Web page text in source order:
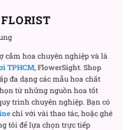
ý nghĩa cho mọi dịp
nhiều dịp đặc biệt nhờ
sưu tập này không
trị tinh thần cao, giúp
thành.
cắm hoa chuyên nghiệp và là
TPHCM,FlowerSight. Shop
đa dạng các mẫu hoa chất
từ những nguồn hoa tốt
trình chuyên nghiệp. Bạn có
chỉ với vài thao tác, hoặc ghé
tôi để lựa chọn trực tiếp